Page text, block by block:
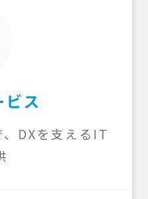
ビス
DXを支えるIT